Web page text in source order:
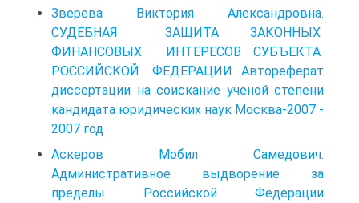
Зверева Виктория Александровна.
СУДЕБНАЯ ЗАЩИТА ЗАКОННЫХ
ФИНАНСОВЫХ ИНТЕРЕСОВ СУБЪЕКТА
РОССИЙСКОЙ ФЕДЕРАЦИИ. Автореферат
диссертации на соискание ученой степени
кандидата юридических наук Москва-2007 -
2007 год
Аскеров Мобил Самедович.
Административное выдворение за
пределы Российской Федерации